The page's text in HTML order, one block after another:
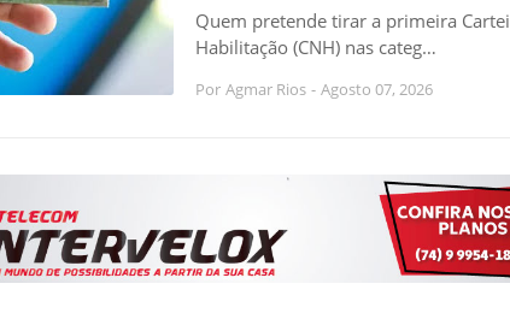
Quem pretende tirar a primeira
Habilitação (CNH) nas categ…
Por Agmar Rios - Agosto 07, 2026